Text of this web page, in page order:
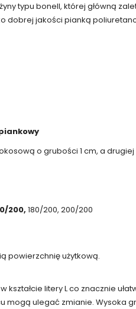
typu bonell, której główną
dobrej jakości pianką
o grubości 1 cm, a
200, 180/200, 200/200
powierzchnię użytkową.
kształcie litery L co znacznie
mogą ulegać zmianie.